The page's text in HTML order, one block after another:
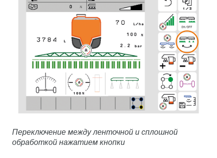
Переключение между ленточной и сплошной
обработкой нажатием кнопки